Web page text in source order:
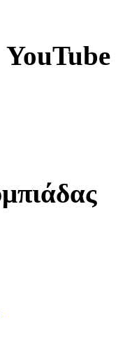
YouTube